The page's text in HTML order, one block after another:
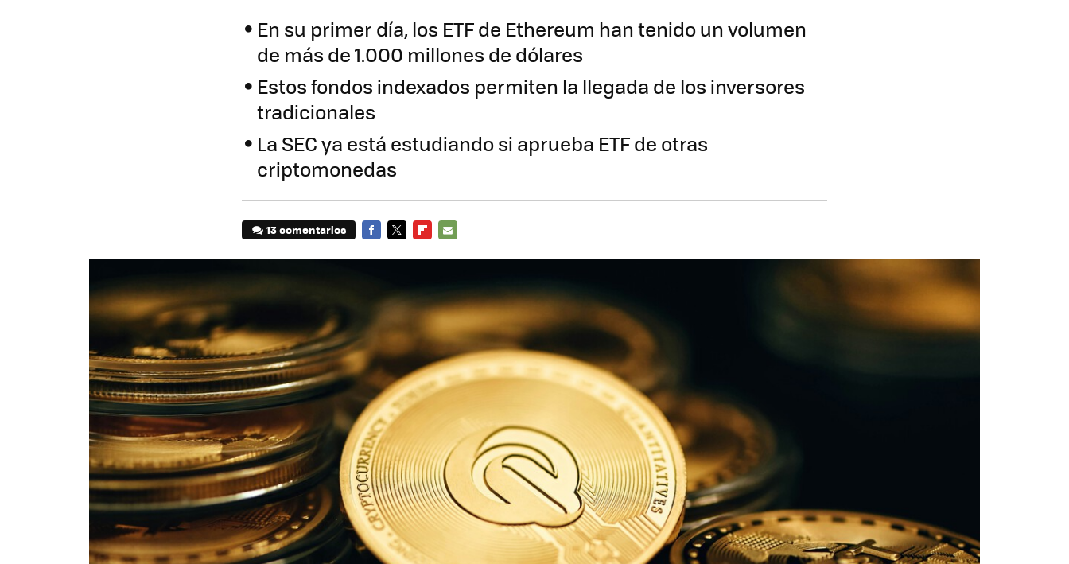
En su primer día, los ETF de Ethereum han tenido un volumen
de más de 1.000 millones de dólares
Estos fondos indexados permiten la llegada de los inversores
tradicionales
La SEC ya está estudiando si aprueba ETF de otras
criptomonedas
13 comentarios